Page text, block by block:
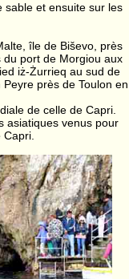
sable et ensuite sur les
île de Biševo, près
port de Morgiou aux
iż-Żurrieq au sud de
près de Toulon en
de celle de Capri.
asiatiques venus pour